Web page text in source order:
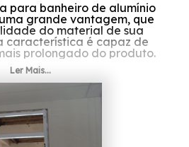
para banheiro de alumínio
grande vantagem, que
do material de sua
característica é capaz de
prolongado do produto.
venda de
banheiro de
Cotia?
de profissionais formada
Ler Mais...